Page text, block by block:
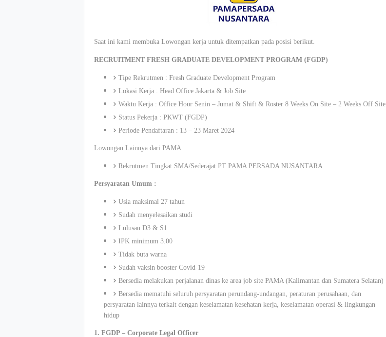
Saat ini kami membuka Lowongan kerja untuk ditempatkan pada posisi berikut.
RECRUITMENT FRESH GRADUATE DEVELOPMENT PROGRAM (FGDP)
Tipe Rekrutmen : Fresh Graduate Development Program
Lokasi Kerja : Head Office Jakarta & Job Site
Waktu Kerja : Office Hour Senin – Jumat & Shift & Roster 8 Weeks On Site – 2 Weeks Off Site
Status Pekerja : PKWT (FGDP)
Periode Pendaftaran : 13 – 23 Maret 2024
Lowongan Lainnya dari PAMA
Rekrutmen Tingkat SMA/Sederajat PT PAMA PERSADA NUSANTARA
Persyaratan Umum :
Usia maksimal 27 tahun
Sudah menyelesaikan studi
Lulusan D3 & S1
IPK minimum 3.00
Tidak buta warna
Sudah vaksin booster Covid-19
Bersedia melakukan perjalanan dinas ke area job site PAMA (Kalimantan dan Sumatera Selatan)
Bersedia mematuhi seluruh persyaratan perundang-undangan, peraturan perusahaan, dan
persyaratan lainnya terkait dengan keselamatan kesehatan kerja, keselamatan operasi & lingkungan
hidup
1. FGDP – Corporate Legal Officer